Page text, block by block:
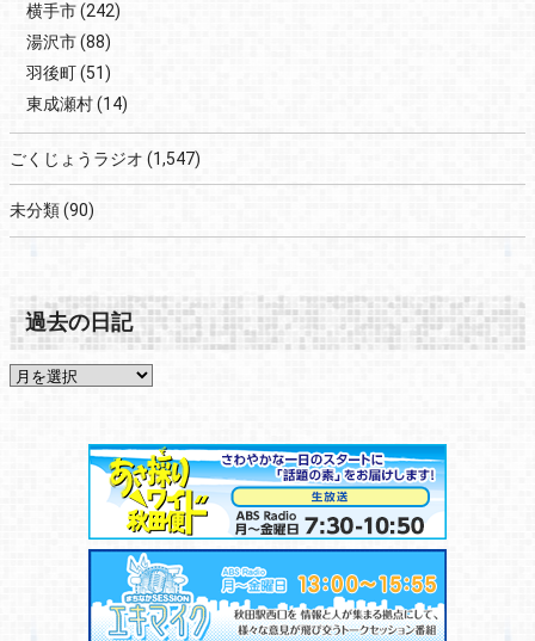
横手市(242)
湯沢市(88)
羽後町(51)
東成瀬村(14)
ごくじょうラジオ (1,547)
未分類(90)
過去の日記